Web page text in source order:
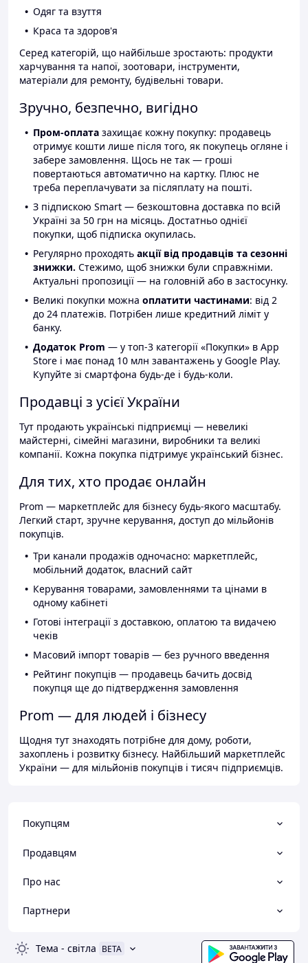
Одяг та взуття
Краса та здоров'я
Серед категорій, що найбільше зростають: продукти
харчування та напої, зоотовари, інструменти,
матеріали для ремонту, будівельні товари.
Зручно, безпечно, вигідно
Пром-оплата захищає кожну покупку: продавець
отримує кошти лише після того, як покупець огляне і
забере замовлення. Щось не так — гроші
повертаються автоматично на картку. Плюс не
треба переплачувати за післяплату на пошті.
З підпискою Smart — безкоштовна доставка по всій
Україні за 50 грн на місяць. Достатньо однієї
покупки, щоб підписка окупилась.
Регулярно проходять акції від продавців та сезонні
знижки. Стежимо, щоб знижки були справжніми.
Актуальні пропозиції — на головній або в застосунку.
Великі покупки можна оплатити частинами: від 2
до 24 платежів. Потрібен лише кредитний ліміт у
банку.
Додаток Prom — у топ-3 категорії «Покупки» в App
Store і має понад 10 млн завантажень у Google Play.
Купуйте зі смартфона будь-де і будь-коли.
Продавці з усієї України
Тут продають українські підприємці — невеликі
майстерні, сімейні магазини, виробники та великі
компанії. Кожна покупка підтримує український бізнес.
Для тих, хто продає онлайн
Prom — маркетплейс для бізнесу будь-якого масштабу.
Легкий старт, зручне керування, доступ до мільйонів
покупців.
Три канали продажів одночасно: маркетплейс,
мобільний додаток, власний сайт
Керування товарами, замовленнями та цінами в
одному кабінеті
Готові інтеграції з доставкою, оплатою та видачею
чеків
Масовий імпорт товарів — без ручного введення
Рейтинг покупців — продавець бачить досвід
покупця ще до підтвердження замовлення
Prom — для людей і бізнесу
Щодня тут знаходять потрібне для дому, роботи,
захоплень і розвитку бізнесу. Найбільший маркетплейс
України — для мільйонів покупців і тисяч підприємців.
Покупцям
Продавцям
Про нас
Партнери
Тема - світла BETA